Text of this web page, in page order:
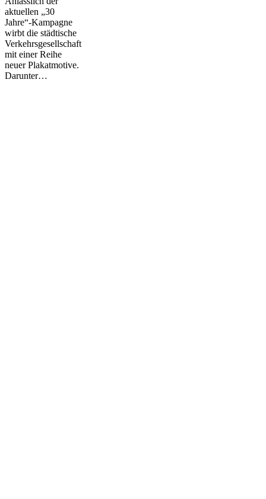
aktuellen „30
Jahre“-Kampagne
wirbt die städtische
Verkehrsgesellschaft
mit einer Reihe
neuer Plakatmotive.
Darunter…